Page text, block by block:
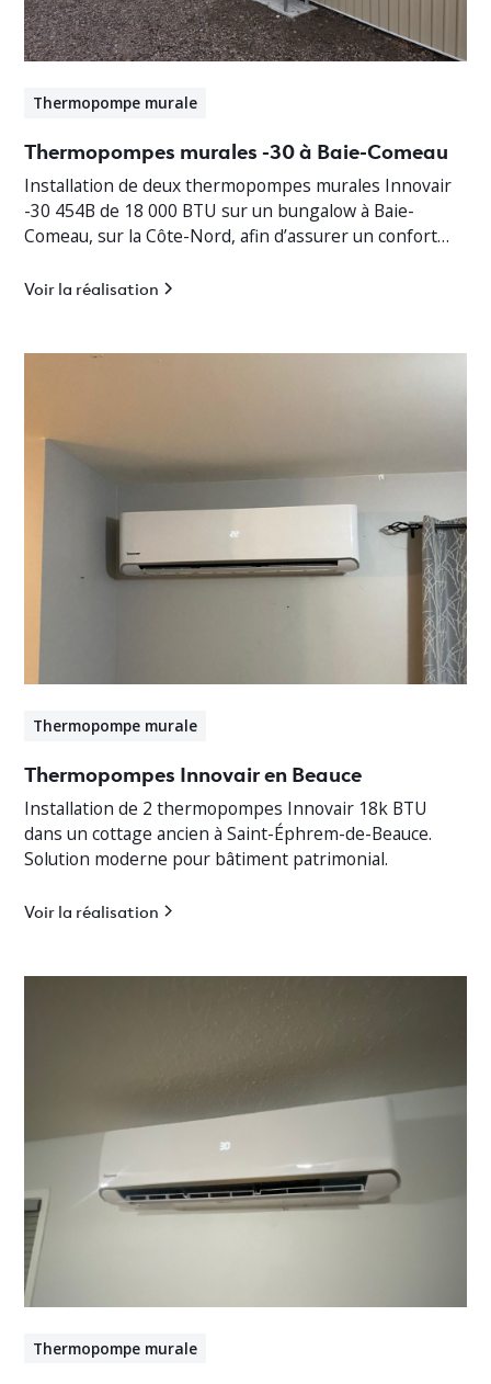
Thermopompe murale
Thermopompes murales -30 à Baie-Comeau
Installation de deux thermopompes murales Innovair
-30 454B de 18 000 BTU sur un bungalow à Baie-
Comeau, sur la Côte-Nord, afin d’assurer un confort
Voir la réalisation
Thermopompe murale
Thermopompes Innovair en Beauce
Installation de 2 thermopompes Innovair 18k BTU
dans un cottage ancien à Saint-Éphrem-de-Beauce.
Solution moderne pour bâtiment patrimonial.
Voir la réalisation
Thermopompe murale